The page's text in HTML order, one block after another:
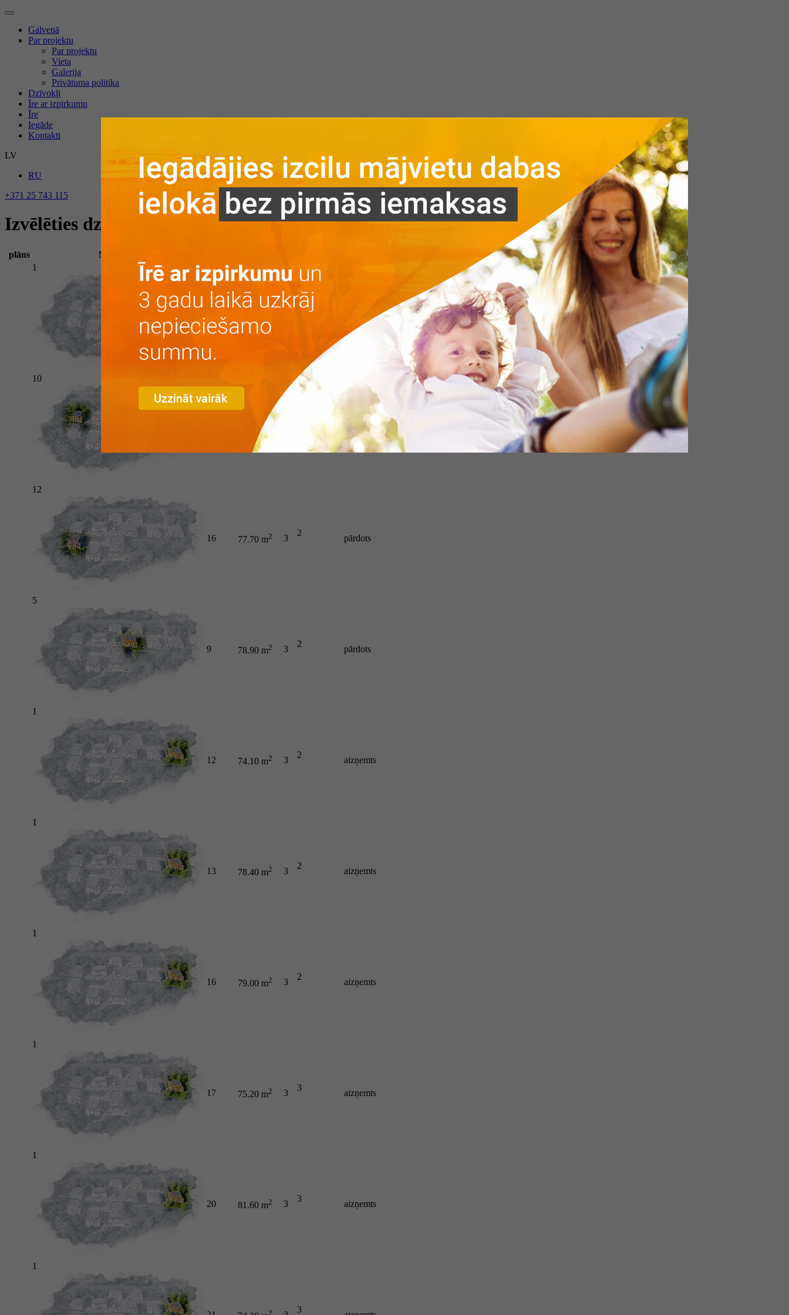
Galvenā
Par projektu
Par projektu
Vieta
Galerija
Privātuma politika
Dzīvokļi
Īre ar izpirkumu
Īre
Iegāde
Kontakti
LV
RU
+371 25 743 115
Izvēlēties dzīvokli
plāns Mājas Nr.
1
4
rezervēts
10
78.50 m pārdots
12
16 77.70 m2 3
2
pārdots
5
9 78.90 m2 3
2
pārdots
1
12 74.10 m2 3
2
aizņemts
1
13 78.40 m2 3
2
aizņemts
1
16 79.00 m2 3
2
aizņemts
1
17 75.20 m2 3
3
aizņemts
1
20 81.60 m2 3
3
aizņemts
1
2 3